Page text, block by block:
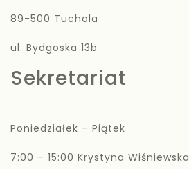
89-500 Tuchola
ul. Bydgoska 13b
Sekretariat
Poniedziałek – Piątek
7:00 – 15:00 Krystyna Wiśniewska